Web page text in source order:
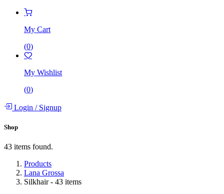
My Cart
(0)
My Wishlist
(0)
Login /Signup
Shop
43 items found.
Products
Lana Grossa
Silkhair- 43 items